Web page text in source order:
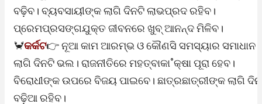
ବଢ଼ିବ। ବ୍ୟବସାୟୀଙ୍କ ଲାଗି ଦିନଟି ଲାଭପ୍ରଦ ରହିବ।
ପ୍ରେମପ୍ରସଙ୍ଗଯୁକ୍ତ ଜୀବନରେ ଖୁବ୍‌ ଆନନ୍ଦ ମିଳିବ।
🦀କର୍କଟ👉 ନୂଆ କାମ ଆରମ୍ଭ ଓ କୌଣସି ସମସ୍ୟାର ସମାଧାନ
ଲାଗି ଦିନଟି ଭଲ। ରାଜନୀତିରେ ମହତ୍ବାକା˚କ୍ଷା ପୂରା ହେବ।
ବିରୋଧୀଙ୍କ ଉପରେ ବିଜୟ ପାଇବେ। ଛାତ୍ରଛାତ୍ରୀଙ୍କ ଲାଗି
ବଢ଼ିଆ ରହିବ।